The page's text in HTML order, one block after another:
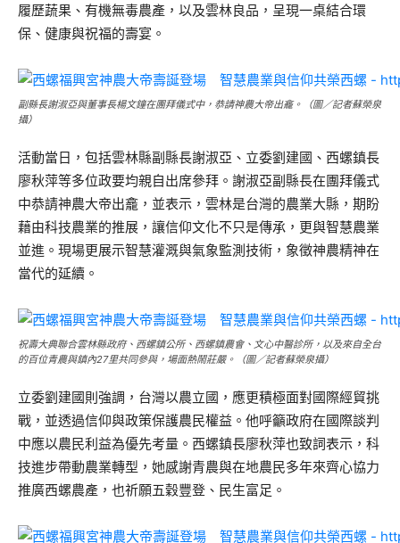
履歷蔬果、有機無毒農產，以及雲林良品，呈現一桌結合環
保、健康與祝福的壽宴。
副縣長謝淑亞與董事長楊文鐘在團拜儀式中，恭請神農大帝出龕。（圖／記者蘇榮泉
攝）
活動當日，包括雲林縣副縣長謝淑亞、立委劉建國、西螺鎮長
廖秋萍等多位政要均親自出席參拜。謝淑亞副縣長在團拜儀式
中恭請神農大帝出龕，並表示，雲林是台灣的農業大縣，期盼
藉由科技農業的推展，讓信仰文化不只是傳承，更與智慧農業
並進。現場更展示智慧灌溉與氣象監測技術，象徵神農精神在
當代的延續。
祝壽大典聯合雲林縣政府、西螺鎮公所、西螺鎮農會、文心中醫診所，以及來自全台
的百位青農與鎮內27里共同參與，場面熱鬧莊嚴。（圖／記者蘇榮泉攝）
立委劉建國則強調，台灣以農立國，應更積極面對國際經貿挑
戰，並透過信仰與政策保護農民權益。他呼籲政府在國際談判
中應以農民利益為優先考量。西螺鎮長廖秋萍也致詞表示，科
技進步帶動農業轉型，她感謝青農與在地農民多年來齊心協力
推廣西螺農產，也祈願五穀豐登、民生富足。